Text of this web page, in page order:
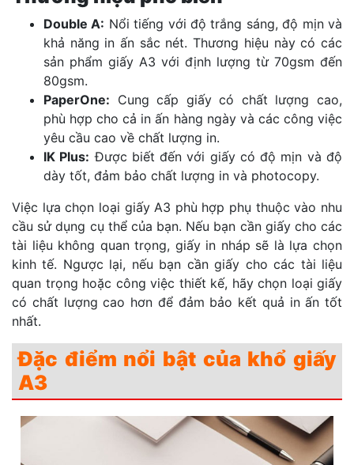
Double A: Nổi tiếng với độ trắng sáng, độ mịn và
khả năng in ấn sắc nét. Thương hiệu này có các
sản phẩm giấy A3 với định lượng từ 70gsm đến
80gsm.
PaperOne: Cung cấp giấy có chất lượng cao,
phù hợp cho cả in ấn hàng ngày và các công việc
yêu cầu cao về chất lượng in.
IK Plus: Được biết đến với giấy có độ mịn và độ
dày tốt, đảm bảo chất lượng in và photocopy.
Việc lựa chọn loại giấy A3 phù hợp phụ thuộc vào nhu
cầu sử dụng cụ thể của bạn. Nếu bạn cần giấy cho các
tài liệu không quan trọng, giấy in nháp sẽ là lựa chọn
kinh tế. Ngược lại, nếu bạn cần giấy cho các tài liệu
quan trọng hoặc công việc thiết kế, hãy chọn loại giấy
có chất lượng cao hơn để đảm bảo kết quả in ấn tốt
nhất.
Đặc điểm nổi bật của khổ giấy
A3